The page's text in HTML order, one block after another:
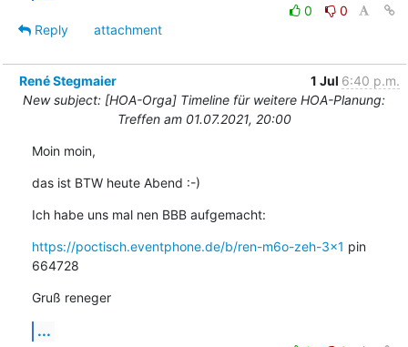
0
0
Reply
attachment
René Stegmaier 1 Jul 6:40 p.m.
New subject: [HOA-Orga] Timeline für weitere HOA-Planung:
Treffen am 01.07.2021, 20:00
Moin moin,
das ist BTW heute Abend :-)
Ich habe uns mal nen BBB aufgemacht:
https://poctisch.eventphone.de/b/ren-m6o-zeh-3x1 pin
664728
Gruß reneger
...